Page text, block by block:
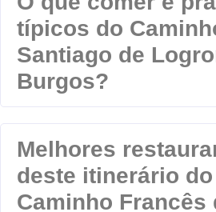
típicos do
Santiago de
Burgos?
Melhores
deste itinerário do
Caminho Francês